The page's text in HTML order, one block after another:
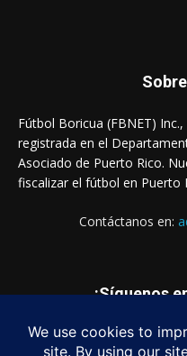
Fútbol Boricua (FBNET)
registrada en el
Asociado de Puerto Rico.
fiscalizar el fútbol en Puerto
Contáctanos en:
¡Síguenos